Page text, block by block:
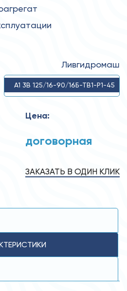
Ливгидромаш
А1 3В 125/16-90/16Б-ТВ1-Р1-45
Цена:
договорная
ЗАКАЗАТЬ В ОДИН КЛИК